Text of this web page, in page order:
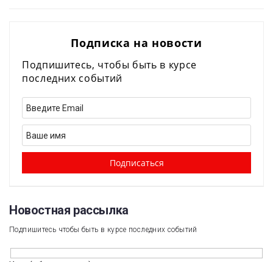
Подписка на новости
Подпишитесь, чтобы быть в курсе
последних событий
Новостная рассылка​
Подпишитесь чтобы быть в курсе последних событий